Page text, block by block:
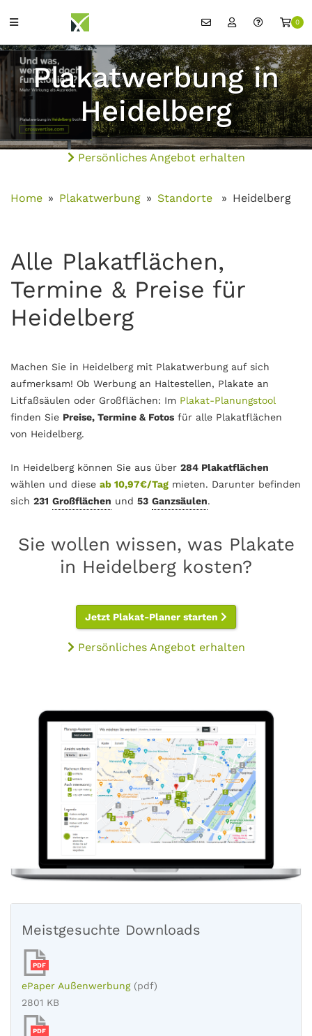
0
Plakatwerbung in
Heidelberg
Persönliches Angebot erhalten
Home Plakatwerbung Standorte Heidelberg
Alle Plakatflächen,
Termine & Preise für
Heidelberg
Machen Sie in Heidelberg mit Plakatwerbung auf sich
aufmerksam! Ob Werbung an Haltestellen, Plakate an
Litfaßsäulen oder Großflächen: Im Plakat-Planungstool
finden Sie Preise, Termine & Fotos für alle Plakatflächen
von Heidelberg.
In Heidelberg können Sie aus über 284 Plakatflächen
wählen und diese ab 10,97€/Tag mieten. Darunter befinden
sich 231 Großflächen und 53 Ganzsäulen.
Sie wollen wissen, was Plakate
in Heidelberg kosten?
Jetzt Plakat-Planer starten
Persönliches Angebot erhalten
Meistgesuchte Downloads
PDF
ePaper Außenwerbung (pdf)
2801 KB
PDF